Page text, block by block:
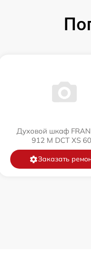
Духовой шкаф
912 M DCT XS
Заказать